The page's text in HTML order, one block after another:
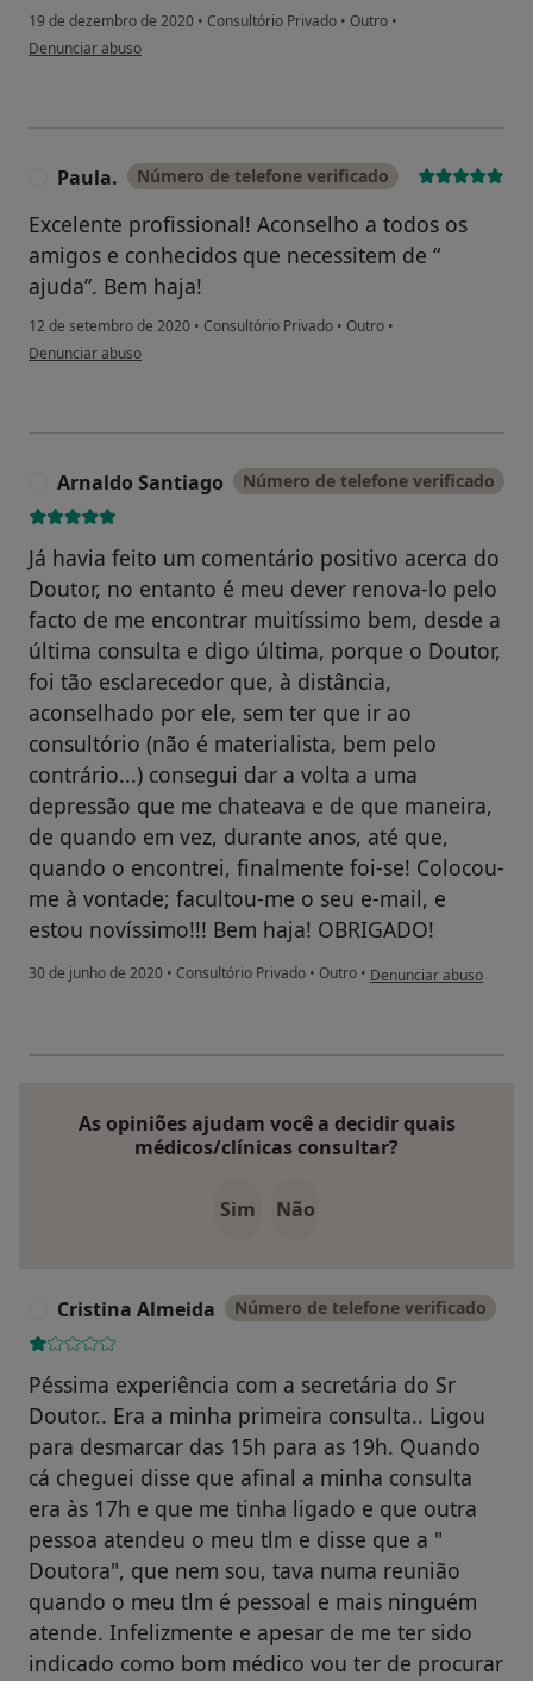
19 de dezembro de 2020 • Consultório Privado • Outro •
na opinião do utilizador Conta eliminada
Denunciar abuso
Paula. Número de telefone verificado
Excelente profissional! Aconselho a todos os
amigos e conhecidos que necessitem de “
ajuda”. Bem haja!
12 de setembro de 2020 • Consultório Privado • Outro •
na opinião do utilizador Paula.
Denunciar abuso
Arnaldo Santiago Número de telefone verificado
Já havia feito um comentário positivo acerca do
Doutor, no entanto é meu dever renova-lo pelo
facto de me encontrar muitíssimo bem, desde a
última consulta e digo última, porque o Doutor,
foi tão esclarecedor que, à distância,
aconselhado por ele, sem ter que ir ao
consultório (não é materialista, bem pelo
contrário...) consegui dar a volta a uma
depressão que me chateava e de que maneira,
de quando em vez, durante anos, até que,
quando o encontrei, finalmente foi-se! Colocou-
me à vontade; facultou-me o seu e-mail, e
estou novíssimo!!! Bem haja! OBRIGADO!
30 de junho de 2020 • Consultório Privado • Outro • na opinião do utilizador
Denunciar abuso
As opiniões ajudam você a decidir quais
médicos/clínicas consultar?
Sim Não
Cristina Almeida Número de telefone verificado
Péssima experiência com a secretária do Sr
Doutor.. Era a minha primeira consulta.. Ligou
para desmarcar das 15h para as 19h. Quando
cá cheguei disse que afinal a minha consulta
era às 17h e que me tinha ligado e que outra
pessoa atendeu o meu tlm e disse que a "
Doutora", que nem sou, tava numa reunião
quando o meu tlm é pessoal e mais ninguém
atende. Infelizmente e apesar de me ter sido
indicado como bom médico vou ter de procurar